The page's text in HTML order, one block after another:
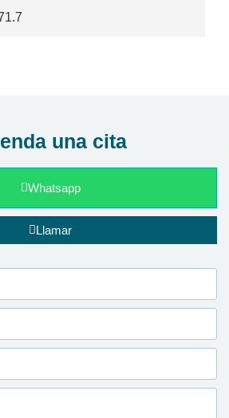
una cita
Whatsapp
Llamar